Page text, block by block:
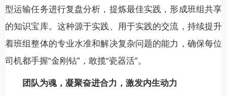
型运输任务进行复盘分析，提炼最佳实践，形成班组共享
的知识宝库。这种源于实践、用于实践的交流，持续提升
着班组整体的专业水准和解决复杂问题的能力，确保每位
司机都手握“金刚钻”，敢揽“瓷器活”。
团队为魂，凝聚奋进合力，激发内生动力